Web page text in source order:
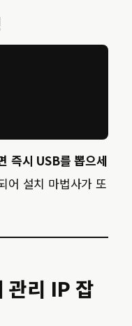
즉시 USB를 뽑으세
어 설치 마법사가 또
관리 IP 잡